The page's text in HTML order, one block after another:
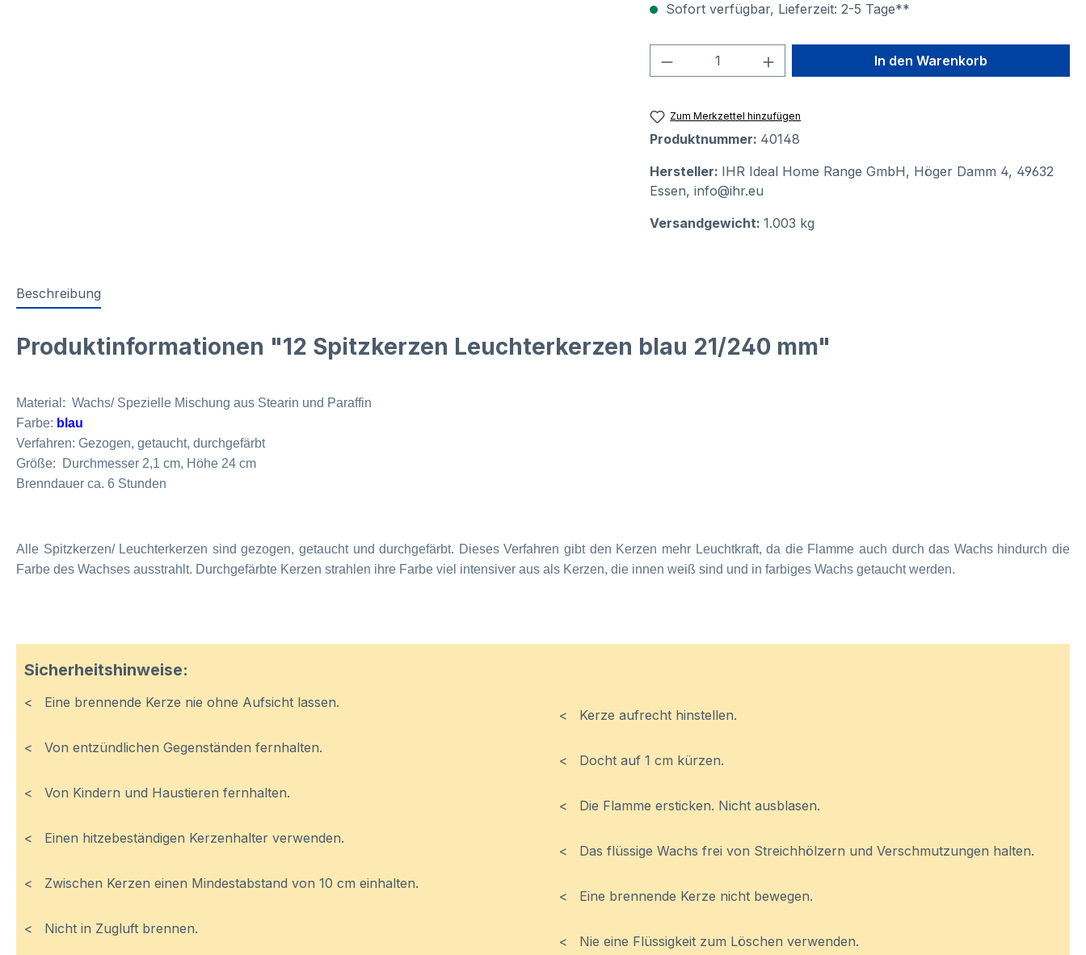
Sofort verfügbar, Lieferzeit: 2-5 Tage**
Produkt Anzahl: Gib den gewünschten Wert
In den Warenkorb
Zum Merkzettel hinzufügen
Produktnummer: 40148
Hersteller: IHR Ideal Home Range GmbH, Höger Damm 4, 49632
Essen, info@ihr.eu
Versandgewicht: 1.003 kg
Beschreibung
Produktinformationen "12 Spitzkerzen Leuchterkerzen blau 21/240 mm"
Material: Wachs/ Spezielle Mischung aus Stearin und Paraffin
Farbe: blau
Verfahren: Gezogen, getaucht, durchgefärbt
Größe: Durchmesser 2,1 cm, Höhe 24 cm
Brenndauer ca. 6 Stunden
Alle Spitzkerzen/ Leuchterkerzen sind gezogen, getaucht und durchgefärbt. Dieses Verfahren gibt den Kerzen mehr Leuchtkraft, da die Flamme auch durch das Wachs hindurch die
Farbe des Wachses ausstrahlt. Durchgefärbte Kerzen strahlen ihre Farbe viel intensiver aus als Kerzen, die innen weiß sind und in farbiges Wachs getaucht werden.
Sicherheitshinweise:
< Eine brennende Kerze nie ohne Aufsicht lassen.
< Von entzündlichen Gegenständen fernhalten.
< Von Kindern und Haustieren fernhalten.
< Einen hitzebeständigen Kerzenhalter verwenden.
< Zwischen Kerzen einen Mindestabstand von 10 cm einhalten.
< Nicht in Zugluft brennen.
< Kerze aufrecht hinstellen.
< Docht auf 1 cm kürzen.
< Die Flamme ersticken. Nicht ausblasen.
< Das flüssige Wachs frei von Streichhölzern und Verschmutzungen halten.
< Eine brennende Kerze nicht bewegen.
< Nie eine Flüssigkeit zum Löschen verwenden.